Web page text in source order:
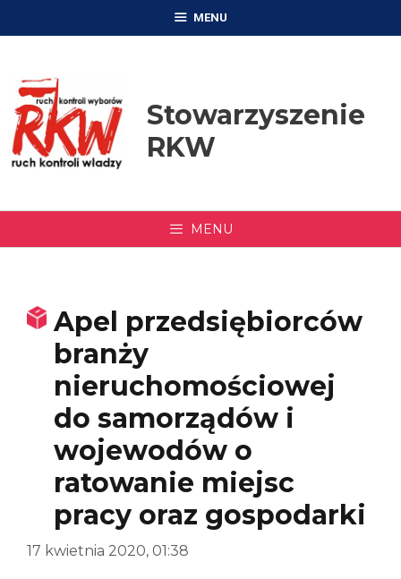
MENU
Stowarzyszenie
RKW
MENU
Apel przedsiębiorców
branży
nieruchomościowej
do samorządów i
wojewodów o
ratowanie miejsc
pracy oraz gospodarki
17 kwietnia 2020, 01:38